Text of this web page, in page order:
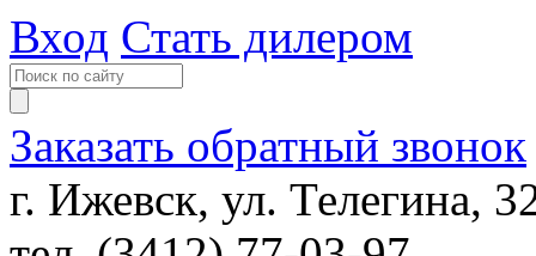
Вход Стать дилером
Заказать обратный звонок
г. Ижевск, ул. Телегина,